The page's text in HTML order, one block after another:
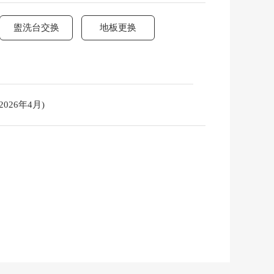
盥洗台交换 地板更换
年4月)